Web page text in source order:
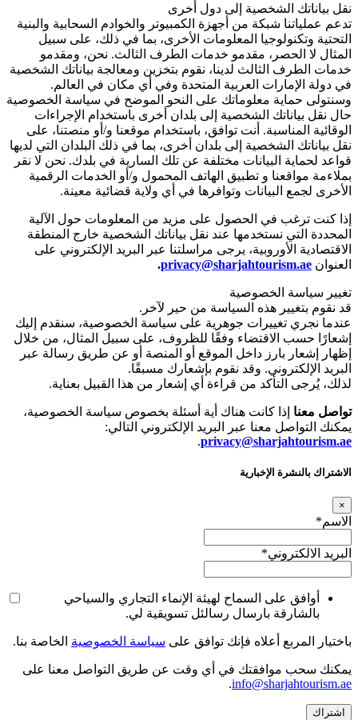
نقل بياناتك الشخصية إلى دول أخرى
تدعم عملياتنا شبكة من أجهزة الكمبيوتر والخوادم السحابية والبنية
التحتية وتكنولوجيا المعلومات الأخرى، بما في ذلك، على سبيل
المثال لا الحصر، مقدمو خدمات الطرف الثالث. نحن، ومقدمو
خدمات الطرف الثالث لدينا، نقوم بتخزين ومعالجة بياناتك الشخصية
في دولة الإمارات العربية المتحدة وفي أي مكان في العالم.
وسنتولى حماية معلوماتك على النحو الموضح في سياسة الخصوصية
حال نقل بياناتك الشخصية إلى بلدان أخرى باستخدام الإجراءات
الوقائية المناسبة. أنت توافق، باستخدام موقعنا و/أو منصتنا، على
نقل بياناتك الشخصية إلى بلدان أخرى، بما في ذلك البلدان التي لديها
قواعد لحماية البيانات مختلفة عن تلك السارية في بلدك. نحن لا نقر
بملاءمة مواقعنا و تطبيق الهاتف المحمول و/أو الخدمات الرقمية
الأخرى لجمع البيانات وتوافرها في أي ولاية قضائية معينة.
إذا كنت ترغب في الحصول على مزيد من المعلومات حول الآلية
المحددة التي نستخدمها عند نقل بياناتك الشخصية خارج المنطقة
الاقتصادية الأوروبية، يرجى مراسلتنا عبر البريد الإلكتروني على
العنوان privacy@sharjahtourism.ae
.
تغيير سياسة الخصوصية
قد نقوم بتغيير هذه السياسة من حير لآخر.
عندما نجري تغييرات جوهرية على سياسة الخصوصية، سنقدم إليك
إشعارًا حسب الاقتضاء وفقًا للظروف، على سبيل المثال، من خلال
إظهار إشعار بارز داخل الموقع أو المنصة أو عن طريق رسالة عبر
البريد الإلكتروني. وقد نقوم بإشعارك مسبقًا.
لذلك، يُرجى التأكد من قراءة أي إشعار من هذا القبيل بعناية.
تواصل معنا إذا كانت هناك أية أسئلة بخصوص سياسة الخصوصية،
يمكنك التواصل معنا عبر البريد الإلكتروني التالي:
privacy@sharjahtourism.ae
.
الاشتراك بالنشرة الإخبارية
×
الاسم*
البريد الالكتروني*
أوافق على السماح لهيئة الإنماء التجاري والسياحي
بالشارقة بارسال رسالئل تسويقية لي.
باختيار المربع أعلاه فإنك توافق على سياسة الخصوصية الخاصة بنا.
يمكنك سحب موافقتك في أي وقت عن طريق التواصل معنا على
info@sharjahtourism.ae
.